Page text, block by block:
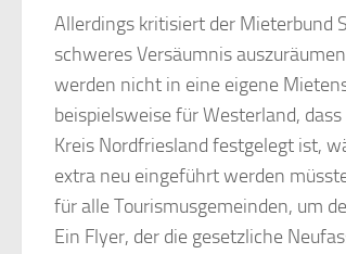
Allerdings kritisiert der Mieterbund
schweres Versäumnis
werden nicht in eine eigene
beispielsweise für Westerland,
Kreis Nordfriesland festgelegt ist,
extra neu eingeführt werden
für alle Tourismusgemeinden, um
Ein Flyer, der die gesetzliche